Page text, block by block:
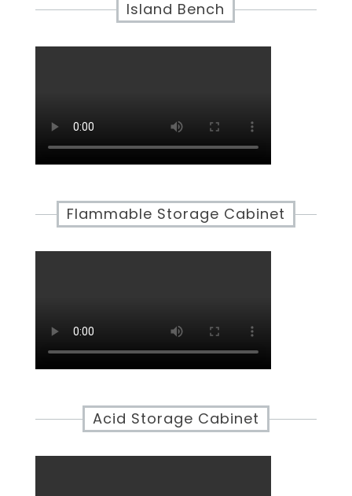
Island Bench
Flammable Storage Cabinet
Acid Storage Cabinet